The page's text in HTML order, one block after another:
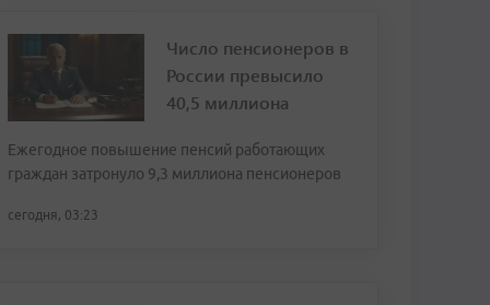
Число пенсионеров в
России превысило
40,5 миллиона
Ежегодное повышение пенсий работающих
граждан затронуло 9,3 миллиона пенсионеров
сегодня, 03:23